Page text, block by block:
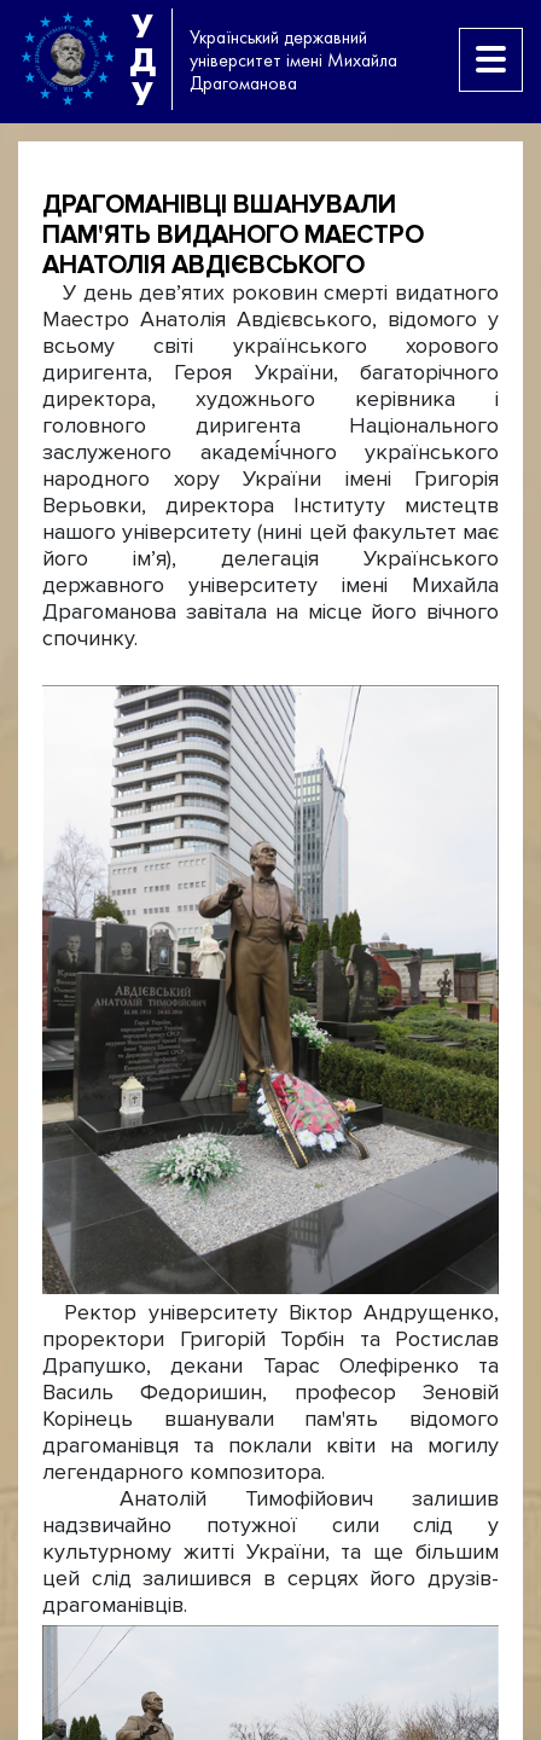
У
Д
У
Український державний
університет імені Михайла
Драгоманова
ДРАГОМАНІВЦІ ВШАНУВАЛИ
ПАМ'ЯТЬ ВИДАНОГО МАЕСТРО
АНАТОЛІЯ АВДІЄВСЬКОГО
У день дев’ятих роковин смерті видатного
Маестро Анатолія Авдієвського, відомого у
всьому світі українського хорового
диригента, Героя України, багаторічного
директора, художнього керівника і
головного диригента Національного
заслуженого академі́чного українського
народного хору України імені Григорія
Верьовки, директора Інституту мистецтв
нашого університету (нині цей факультет має
його ім’я), делегація Українського
державного університету імені Михайла
Драгоманова завітала на місце його вічного
спочинку.
Ректор університету Віктор Андрущенко,
проректори Григорій Торбін та Ростислав
Драпушко, декани Тарас Олефіренко та
Василь Федоришин, професор Зеновій
Корінець вшанували пам'ять відомого
драгоманівця та поклали квіти на могилу
легендарного композитора.
Анатолій Тимофійович залишив
надзвичайно потужної сили слід у
культурному житті України, та ще більшим
цей слід залишився в серцях його друзів-
драгоманівців.